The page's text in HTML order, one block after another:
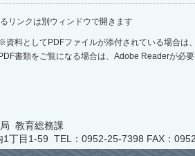
リンクは別ウィンドウで開きます
資料としてPDFファイルが添付されている場合は
PDF書類をご覧になる場合は、Adobe Readerが必
教育総務課
丁目1-59 TEL：0952-25-7398 FAX：